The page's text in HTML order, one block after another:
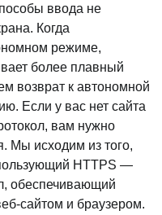
ввода не
Когда
режиме,
более плавный
возврат к автономной
Если у вас нет сайта
вам нужно
Мы исходим из того,
HTTPS —
обеспечивающий
сайтом и браузером.